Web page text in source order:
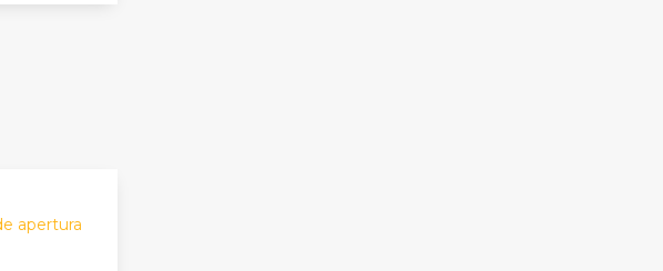
de
apertura